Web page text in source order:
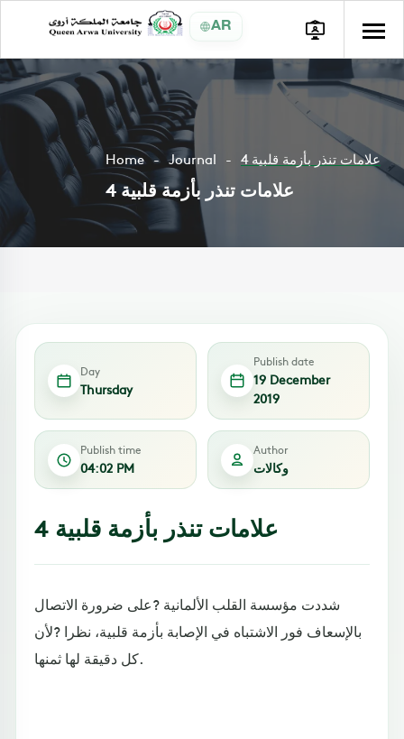
AR
Home Journal 4 علامات تنذر بأزمة قلبية
4 علامات تنذر بأزمة قلبية
Day
Thursday
Publish date
19 December
2019
Publish time
04:02 PM
Author
وكالات
4 علامات تنذر بأزمة قلبية
شددت مؤسسة القلب الألمانية ?على ضرورة الاتصال
بالإسعاف فور الاشتباه في الإصابة بأزمة قلبية، نظرا ?لأن
كل دقيقة لها ثمنها.